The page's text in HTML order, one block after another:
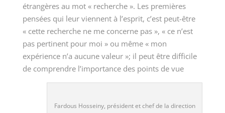
étrangères au mot « recherche ». Les premières
pensées qui leur viennent à l’esprit, c’est peut-être
« cette recherche ne me concerne pas », « ce n’est
pas pertinent pour moi » ou même « mon
expérience n’a aucune valeur »; il peut être difficile
de comprendre l’importance des points de vue
Fardous Hosseiny, président et chef de la direction